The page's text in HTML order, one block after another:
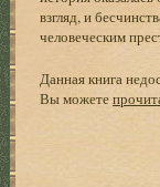
взгляд, и
человеческим
Данная книга
Вы можете